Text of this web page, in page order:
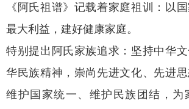
《阿氏祖谱》记载着家庭祖训：以
最大利益，建好健康家庭。
特别提出阿氏家族追求：坚持中华
华民族精神，崇尚先进文化、先进思
维护国家统一、维护民族团结，为